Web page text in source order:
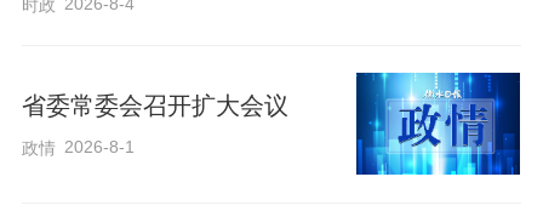
“好啊！扎根，落户，发展”
2023年11月，在上海考察的习近平总书记
专程到外来人口占比较高的闵行区，走进
新时代城市建设者管理者之家。
时政 2026-8-4
省委常委会召开扩大会议
政情 2026-8-1